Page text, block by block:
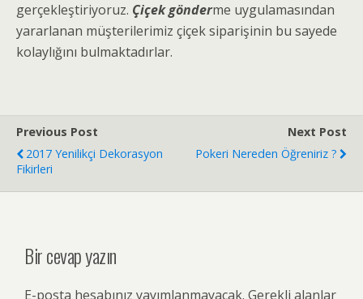
gerçekleştiriyoruz. Çiçek gönderme uygulamasından
yararlanan müşterilerimiz çiçek siparişinin bu sayede
kolaylığını bulmaktadırlar.
Previous Post
2017 Yenilikçi Dekorasyon
Fikirleri
Next Post
Pokeri Nereden Öğreniriz ?
Bir cevap yazın
E-posta hesabınız yayımlanmayacak. Gerekli alanlar